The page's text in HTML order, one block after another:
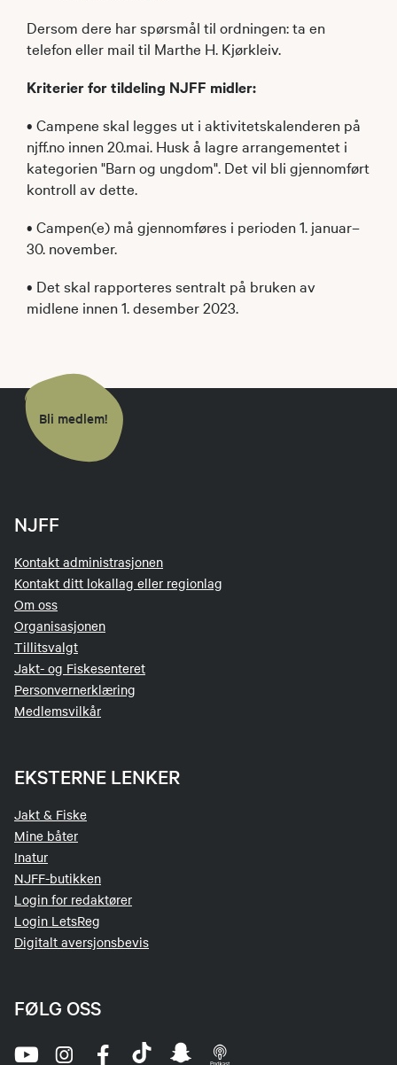
Dersom dere har spørsmål til ordningen: ta en
telefon eller mail til Marthe H. Kjørkleiv.
Kriterier for tildeling NJFF midler:
• Campene skal legges ut i aktivitetskalenderen på
njff.no innen 20.mai. Husk å lagre arrangementet i
kategorien "Barn og ungdom". Det vil bli gjennomført
kontroll av dette.
• Campen(e) må gjennomføres i perioden 1. januar–
30. november.
• Det skal rapporteres sentralt på bruken av
midlene innen 1. desember 2023.
Bli medlem!
NJFF
Kontakt administrasjonen
Kontakt ditt lokallag eller regionlag
Om oss
Organisasjonen
Tillitsvalgt
Jakt- og Fiskesenteret
Personvernerklæring
Medlemsvilkår
EKSTERNE LENKER
Jakt & Fiske
Mine båter
Inatur
NJFF-butikken
Login for redaktører
Login LetsReg
Digitalt aversjonsbevis
FØLG OSS